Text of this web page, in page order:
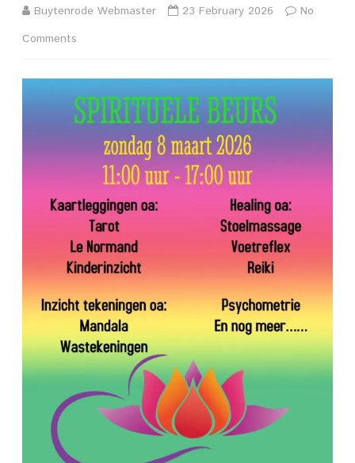
Buytenrode Webmaster 23 February 2026
No
Comments
Spirituele
Beurs
Buytenrode
maart
2026